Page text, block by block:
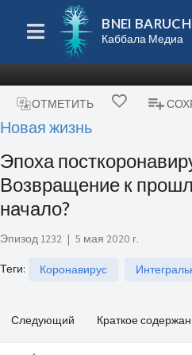
BNEI BARUCH
Каббала Медиа
ОТМЕТИТЬ
Новая жизнь
Эпоха
Возвращение к
начало?
Эпизод 1232 | 5 мая 2020 г.
Теги: Коронавирус
Следующий Краткое